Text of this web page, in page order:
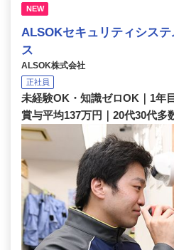
NEW
ALSOKセキュリティシス
ス
ALSOK株式会社
正社員
未経験OK・知識ゼロOK｜1年
賞与平均137万円｜20代30代多